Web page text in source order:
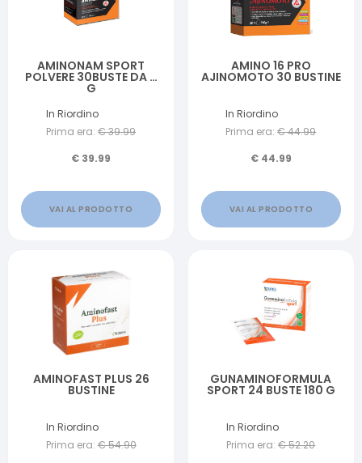
AMINONAM SPORT
POLVERE 30BUSTE DA 8
G
In Riordino
Prima era: €39.99
€ 39.99
VAI AL PRODOTTO
AMINO 16 PRO
AJINOMOTO 30 BUSTINE
In Riordino
Prima era: €44.99
€ 44.99
VAI AL PRODOTTO
AMINOFAST PLUS 26
BUSTINE
In Riordino
Prima era: €54.90
GUNAMINOFORMULA
SPORT 24 BUSTE 180 G
In Riordino
Prima era: €52.20